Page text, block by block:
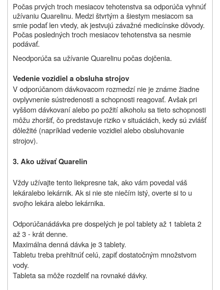
Počas prvých troch mesiacov tehotenstva sa odporúča vyhnúť
užívaniu Quarelinu. Medzi štvrtým a šiestym mesiacom sa
smie podať len vtedy, ak jestvujú závažné medicínske dôvody.
Počas posledných troch mesiacov tehotenstva sa nesmie
podávať.
Neodporúča sa užívanie Quarelinu počas dojčenia.
Vedenie vozidiel a obsluha strojov
V odporúčanom dávkovacom rozmedzí nie je známe žiadne
ovplyvnenie sústredenosti a schopnosti reagovať. Avšak pri
vyššom dávkovaní alebo po požití alkoholu sa tieto schopnosti
môžu zhoršiť, čo predstavuje riziko v situáciách, kedy sú zvlášť
dôležité (napríklad vedenie vozidiel alebo obsluhovanie
strojov).
3. Ako užívať Quarelin
Vždy užívajtetento liekpresne tak, ako vám povedal váš
lekáralebo lekárnik. Ak si nie ste niečím istý, overte si to u
svojho lekára alebo lekárnika.
Odporúčanádávkapre dospelých je pol tablety až 1 tableta 2
až 3 - krát denne.
Maximálna denná dávka je 3 tablety.
Tabletu treba prehltnúť celú, zapiť dostatočným množstvom
vody.
Tableta sa môže rozdeliť na rovnaké dávky.